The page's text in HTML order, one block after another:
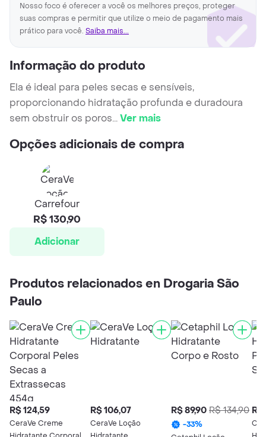
Nosso foco é oferecer a você os melhores preços, proteger
suas compras e permitir que utilize o meio de pagamento mais
prático para você. Saiba mais...
Informação do produto
Ela é ideal para peles secas e sensíveis,
proporcionando hidratação profunda e duradoura
sem obstruir os poros...Ver mais
Opções adicionais de compra
Carrefour
R$ 130,90
Adicionar
Produtos relacionados en Drogaria São
Paulo
R$ 124,59
CeraVe Creme
R$ 106,07
CeraVe Loção
R$ 89,90 R$ 134,90
-33%
R$